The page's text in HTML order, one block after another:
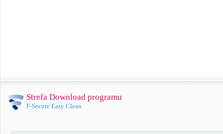
Strefa Download programu
F-Secure Easy Clean